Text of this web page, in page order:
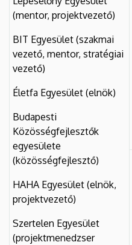
(mentor, projektvezető)
BIT Egyesület (szakmai
vezető, mentor, stratégiai
vezető)
Életfa Egyesület (elnök)
Budapesti
Közösségfejlesztők
egyesülete
(közösségfejlesztő)
HAHA Egyesület (elnök,
projektvezető)
Szertelen Egyesület
(projektmenedzser